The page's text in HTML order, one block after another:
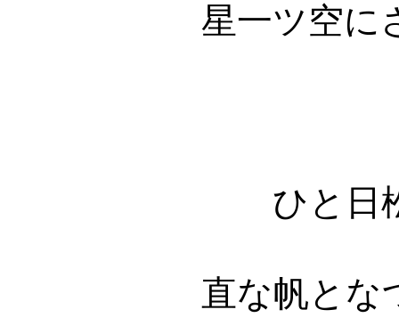
星一ツ空に
ひと日松
直な帆とな